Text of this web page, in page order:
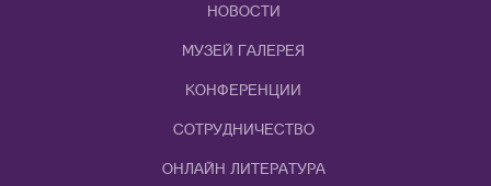
НОВОСТИ
МУЗЕЙ ГАЛЕРЕЯ
КОНФЕРЕНЦИИ
СОТРУДНИЧЕСТВО
ОНЛАЙН ЛИТЕРАТУРА